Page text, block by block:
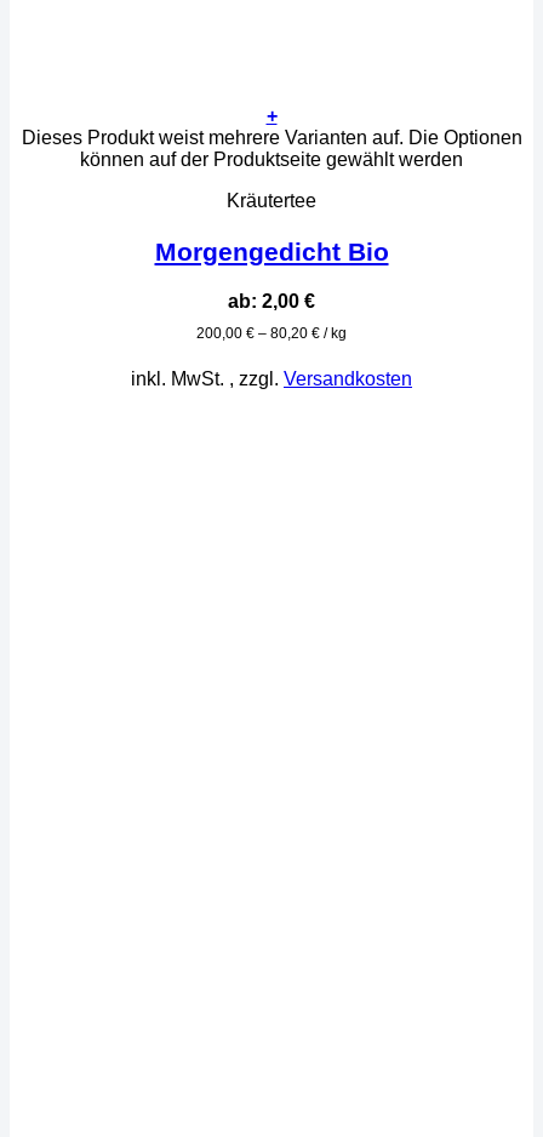
+
Dieses Produkt weist mehrere Varianten auf. Die Optionen
können auf der Produktseite gewählt werden
Kräutertee
Morgengedicht Bio
ab: 2,00 €
200,00 € – 80,20 € / kg
inkl. MwSt. , zzgl. Versandkosten